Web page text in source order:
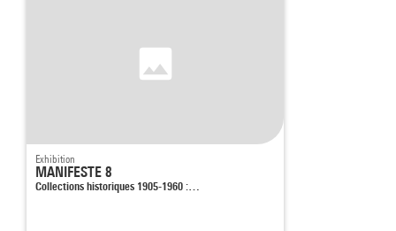
Exhibition
MANIFESTE 8
Collections historiques 1905-1960 :…